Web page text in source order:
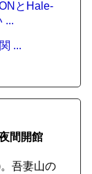
とHale-
...
...
間開館
吾妻山の